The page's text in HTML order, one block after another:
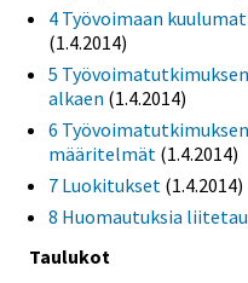
4 Työvoimaan
(1.4.2014)
5
alkaen (1.4.2014)
6
määritelmät (1.4.2014)
7 Luokitukset (1.4.2014)
8 Huomautuksia
Taulukot